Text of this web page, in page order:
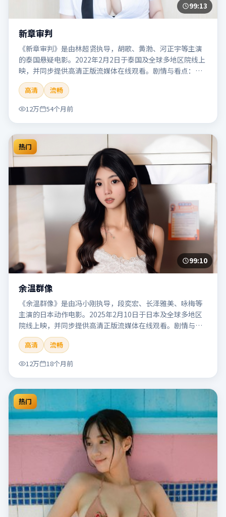
99:13
新章审判
《新章审判》是由林超贤执导，胡歌、黄渤、河正宇等主演
的泰国悬疑电影。2022年2月2日于泰国及全球多地区院线上
映，并同步提供高清正版流媒体在线观看。剧情与看点：悬
念层层推进，线索相互勾连，结局出人意料，适合推理爱好
者。本片适合检索「新章审判」「林超贤」「悬疑」「泰
国」「2022」「2022-02-02上映」等关键词的影迷阅读简介
与主创信息。
高清
流畅
12万
54个月前
热门
99:10
余温群像
《余温群像》是由冯小刚执导，段奕宏、长泽雅美、咏梅等
主演的日本动作电影。2025年2月10日于日本及全球多地区
院线上映，并同步提供高清正版流媒体在线观看。剧情与看
点：动作场面密集，节奏明快，适合喜欢热血追缉与爆破场
面的观众。本片适合检索「余温群像」「冯小刚」「动作」
「日本」「2025」「2025-02-10上映」等关键词的影迷阅读
简介与主创信息。
高清
流畅
12万
18个月前
热门